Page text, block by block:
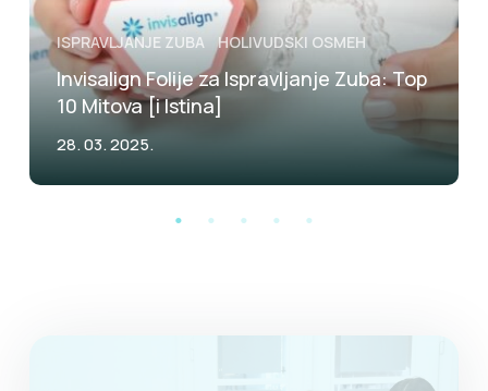
ISPRAVLJANJE ZUBA HOLIVUDSKI OSMEH
Invisalign Folije za Ispravljanje Zuba: Top
10 Mitova [i Istina]
28. 03. 2025.